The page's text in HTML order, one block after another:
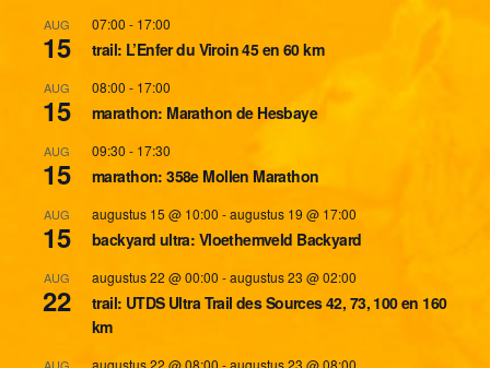
AUG
15
07:00 - 17:00
trail: L’Enfer du Viroin 45 en 60 km
AUG
15
08:00 - 17:00
marathon: Marathon de Hesbaye
AUG
15
09:30 - 17:30
marathon: 358e Mollen Marathon
AUG
15
augustus 15 @ 10:00 -augustus 19 @ 17:00
backyard ultra: Vloethemveld Backyard
AUG
22
augustus 22 @ 00:00 -augustus 23 @ 02:00
trail: UTDS Ultra Trail des Sources 42, 73, 100 en 160
km